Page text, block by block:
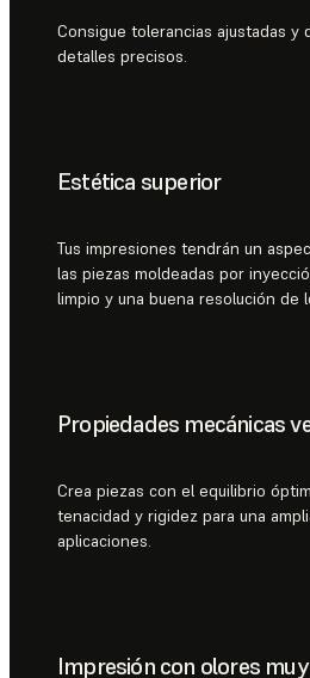
Consigue tolerancias ajustadas y
detalles precisos.
Estética superior
Tus impresiones tendrán un
las piezas moldeadas por
limpio y una buena resolución de
Propiedades mecánicas
Crea piezas con el equilibrio
tenacidad y rigidez para una
aplicaciones.
Impresión con olores